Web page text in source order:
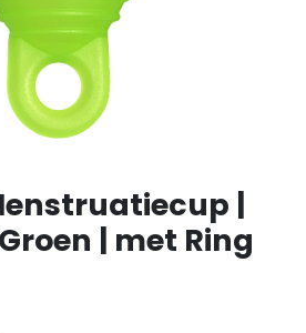
|
| met Ring